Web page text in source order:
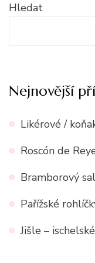
Hledat
Nejnovější
Likérové /
Roscón de
Bramborový
Pařížské
Jišle –